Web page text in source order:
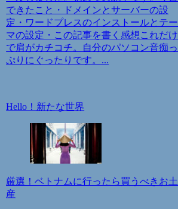
できたこと・ドメインとサーバーの設
定・ワードプレスのインストールとテー
マの設定・この記事を書く感想これだけ
で肩がカチコチ。自分のパソコン音痴っ
ぷりにぐったりです。...
Hello！新たな世界
厳選！ベトナムに行ったら買うべきお土
産